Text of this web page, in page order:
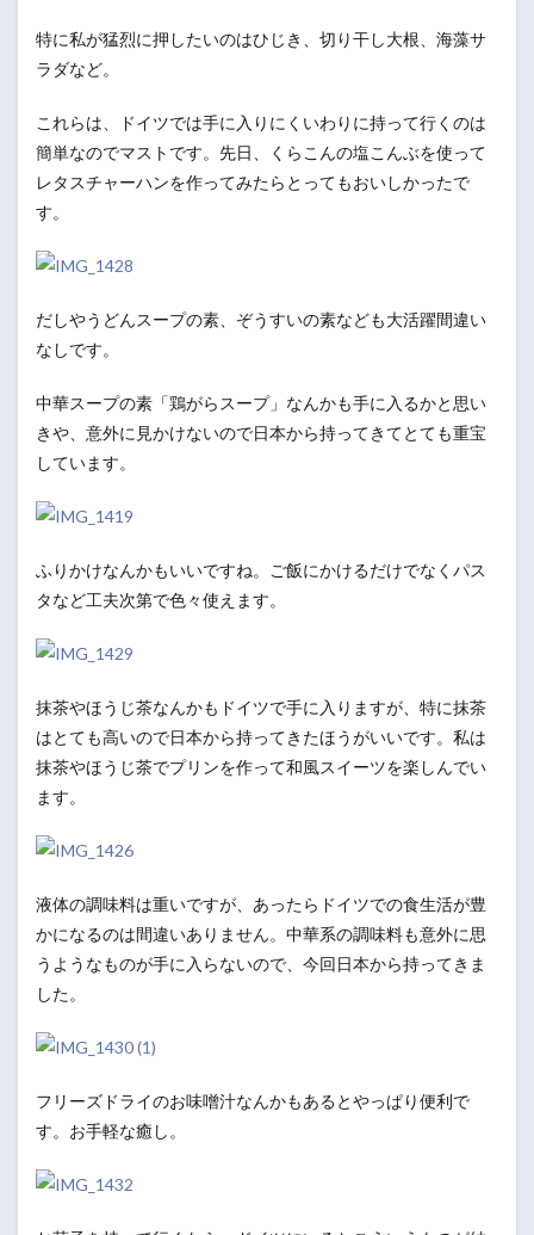
特に私が猛烈に押したいのはひじき、切り干し大根、海藻サ
ラダなど。
これらは、ドイツでは手に入りにくいわりに持って行くのは
簡単なのでマストです。先日、くらこんの塩こんぶを使って
レタスチャーハンを作ってみたらとってもおいしかったで
す。
だしやうどんスープの素、ぞうすいの素なども大活躍間違い
なしです。
中華スープの素「鶏がらスープ」なんかも手に入るかと思い
きや、意外に見かけないので日本から持ってきてとても重宝
しています。
ふりかけなんかもいいですね。ご飯にかけるだけでなくパス
タなど工夫次第で色々使えます。
抹茶やほうじ茶なんかもドイツで手に入りますが、特に抹茶
はとても高いので日本から持ってきたほうがいいです。私は
抹茶やほうじ茶でプリンを作って和風スイーツを楽しんでい
ます。
液体の調味料は重いですが、あったらドイツでの食生活が豊
かになるのは間違いありません。中華系の調味料も意外に思
うようなものが手に入らないので、今回日本から持ってきま
した。
フリーズドライのお味噌汁なんかもあるとやっぱり便利で
す。お手軽な癒し。